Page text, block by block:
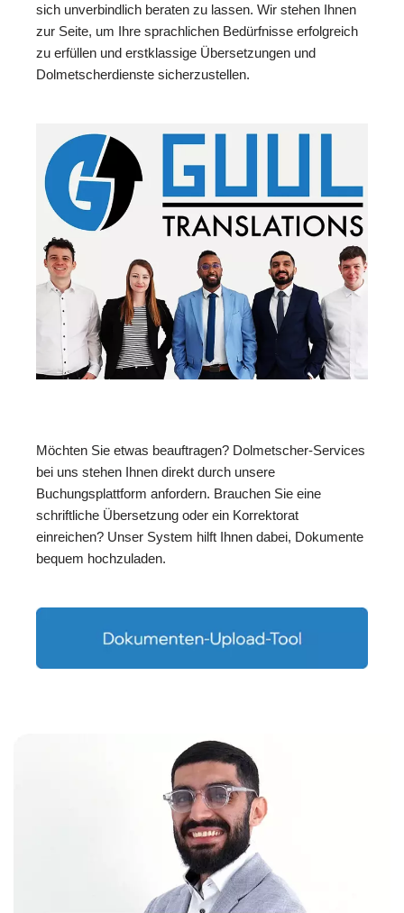
sich unverbindlich beraten zu lassen. Wir stehen Ihnen
zur Seite, um Ihre sprachlichen Bedürfnisse erfolgreich
zu erfüllen und erstklassige Übersetzungen und
Dolmetscherdienste sicherzustellen.
Möchten Sie etwas beauftragen? Dolmetscher-Services
bei uns stehen Ihnen direkt durch unsere
Buchungsplattform anfordern. Brauchen Sie eine
schriftliche Übersetzung oder ein Korrektorat
einreichen? Unser System hilft Ihnen dabei, Dokumente
bequem hochzuladen.